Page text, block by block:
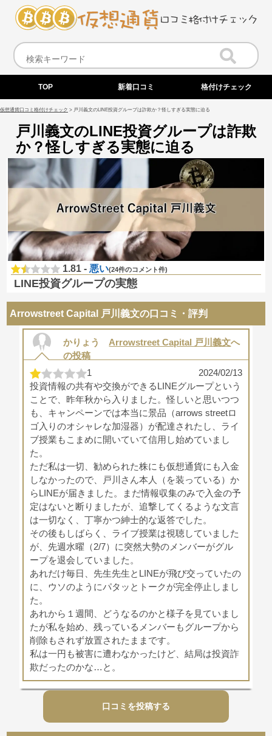
TOP 新着口コミ 格付けチェック
仮想通貨口コミ格付けチェック > 戸川義文のLINE投資グループは詐欺か？怪しすぎる実態に迫る
戸川義文のLINE投資グループは詐欺
か？怪しすぎる実態に迫る
1.81 - 悪い(24件のコメント件)
LINE投資グループの実態
Arrowstreet Capital 戸川義文の口コミ・評判
かりょう Arrowstreet Capital 戸川義文へ
の投稿
2024/02/13
1
投資情報の共有や交換ができるLINEグループという
ことで、昨年秋から入りました。怪しいと思いつつ
も、キャンペーンでは本当に景品（arrows streetロ
ゴ入りのオシャレな加湿器）が配達されたし、ライ
ブ授業もこまめに開いていて信用し始めていまし
た。
ただ私は一切、勧められた株にも仮想通貨にも入金
しなかったので、戸川さん本人（を装っている）か
らLINEが届きました。まだ情報収集のみで入金の予
定はないと断りましたが、追撃してくるような文言
は一切なく、丁寧かつ紳士的な返答でした。
その後もしばらく、ライブ授業は視聴していました
が、先週水曜（2/7）に突然大勢のメンバーがグル
ープを退会していました。
あれだけ毎日、先生先生とLINEが飛び交っていたの
に、ウソのようにパタッとトークが完全停止しまし
た。
あれから１週間、どうなるのかと様子を見ていまし
たが私を始め、残っているメンバーもグループから
削除もされず放置されたままです。
私は一円も被害に遭わなかったけど、結局は投資詐
欺だったのかな…と。
Arrowstreet Capital 戸川義文
稿
口コミを投稿する